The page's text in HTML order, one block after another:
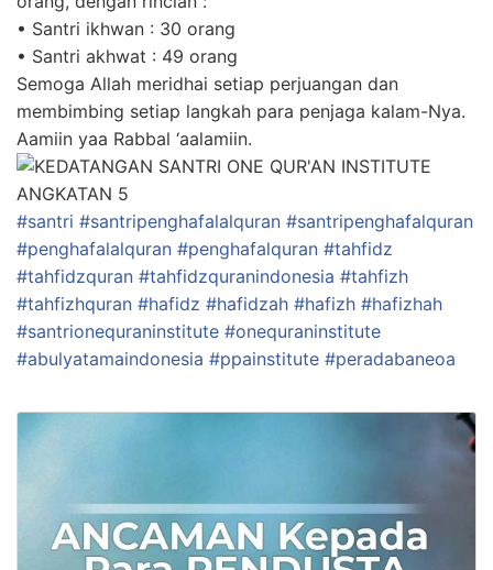
• Santri ikhwan : 30 orang
• Santri akhwat : 49 orang
Semoga Allah meridhai setiap perjuangan dan
membimbing setiap langkah para penjaga kalam-Nya.
Aamiin yaa Rabbal ‘aalamiin.
#santri #santripenghafalalquran #santripenghafalquran
#penghafalalquran #penghafalquran #tahfidz
#tahfidzquran #tahfidzquranindonesia #tahfizh
#tahfizhquran #hafidz #hafidzah #hafizh #hafizhah
#santrionequraninstitute #onequraninstitute
#abulyatamaindonesia #ppainstitute #peradabaneoa